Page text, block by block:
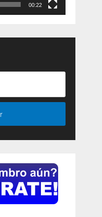
00:22